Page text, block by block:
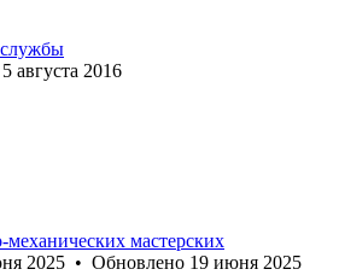
5 августа 2016
мастерских
2025 • Обновлено 19 июня 2025